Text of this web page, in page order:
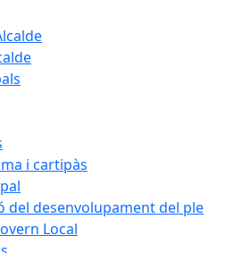
i cartipàs
del desenvolupament del ple
Local